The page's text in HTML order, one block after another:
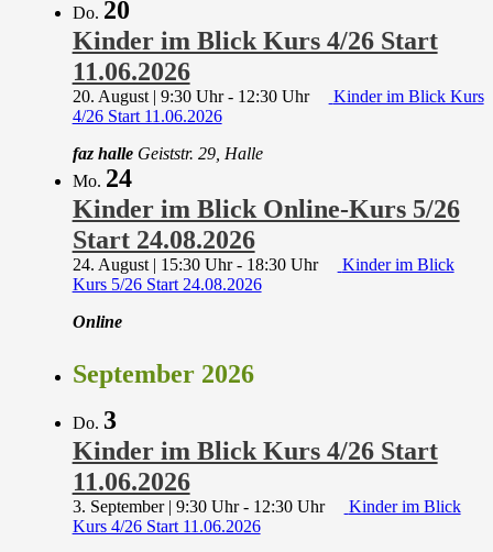
Do. 20
Kinder im Blick Kurs 4/26 Start
11.06.2026
20. August | 9:30 Uhr- 12:30 Uhr
Kinder im Blick Kurs
4/26 Start 11.06.2026
faz halle Geiststr. 29, Halle
Mo. 24
Kinder im Blick Online-Kurs 5/26
Start 24.08.2026
24. August | 15:30 Uhr- 18:30 Uhr
Kinder im Blick
Kurs 5/26 Start 24.08.2026
Online
September 2026
Do. 3
Kinder im Blick Kurs 4/26 Start
11.06.2026
3. September | 9:30 Uhr- 12:30 Uhr
Kinder im Blick
Kurs 4/26 Start 11.06.2026